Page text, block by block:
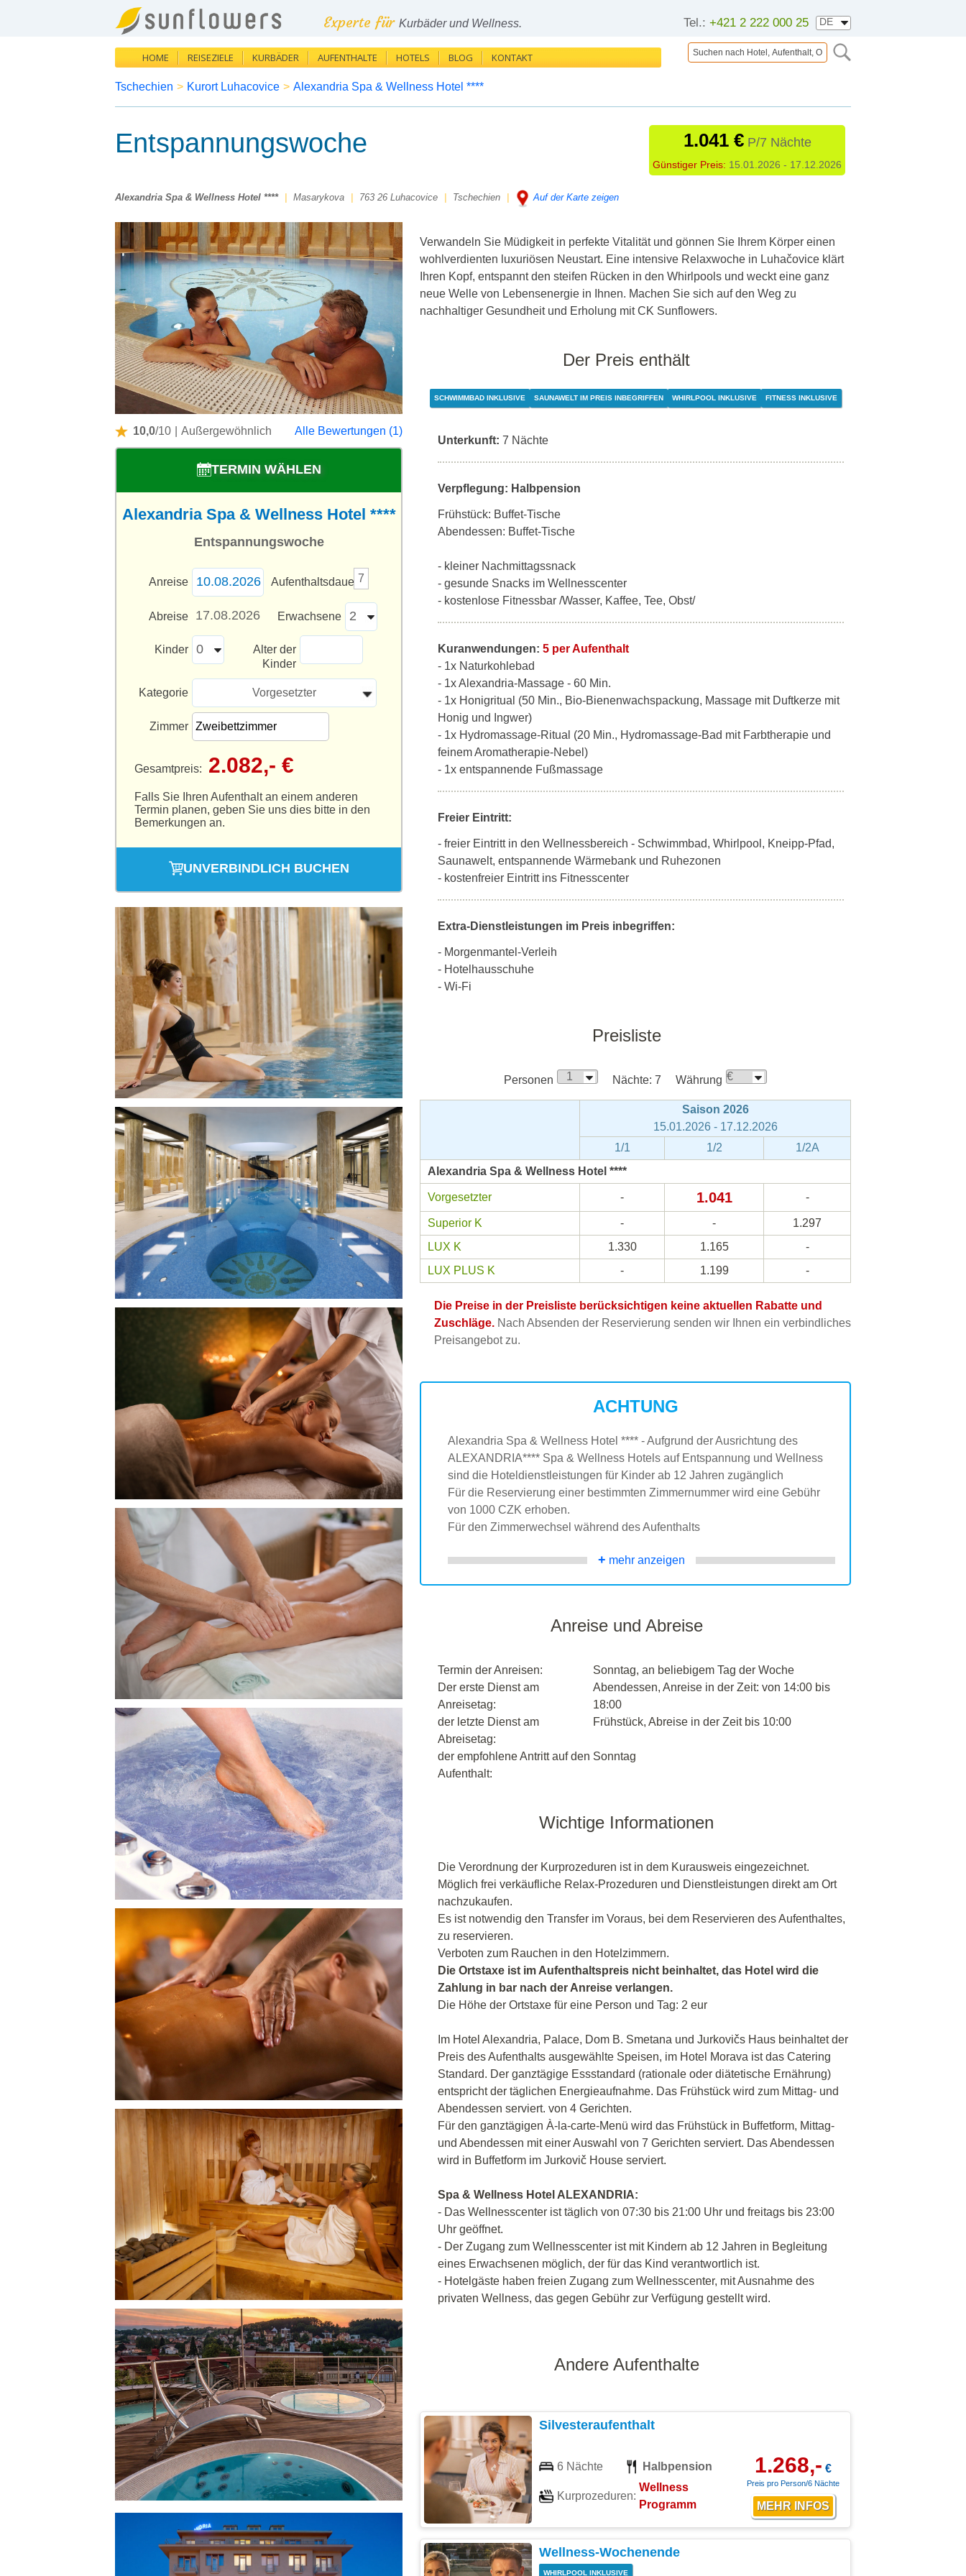
Tel.: +421 2 222 000 25
Experte für Kurbäder und Wellness.
HOME REISEZIELE KURBÄDER AUFENTHALTE HOTELS BLOG KONTAKT
Tschechien > Kurort Luhacovice > Alexandria Spa & Wellness Hotel ****
Entspannungswoche 1.041 €P/7 Nächte
Günstiger Preis: 15.01.2026 - 17.12.2026
Alexandria Spa & Wellness Hotel **** Masarykova 763 26 Luhacovice Tschechien Auf der Karte zeigen
10,0/10 Außergewöhnlich Alle Bewertungen (1)
TERMIN WÄHLEN
Alexandria Spa & Wellness Hotel ****
Entspannungswoche
Anreise Aufenthaltsdauer 7
Abreise Erwachsene
Kinder
Alter der
Kinder
Kategorie Vorgesetzter
Zimmer
Gesamtpreis: 2.082,- €
Falls Sie Ihren Aufenthalt an einem anderen
Termin planen, geben Sie uns dies bitte in den
Bemerkungen an.
UNVERBINDLICH BUCHEN
Verwandeln Sie Müdigkeit in perfekte Vitalität und gönnen Sie Ihrem Körper einen
wohlverdienten luxuriösen Neustart. Eine intensive Relaxwoche in Luhačovice klärt
Ihren Kopf, entspannt den steifen Rücken in den Whirlpools und weckt eine ganz
neue Welle von Lebensenergie in Ihnen. Machen Sie sich auf den Weg zu
nachhaltiger Gesundheit und Erholung mit CK Sunflowers.
Der Preis enthält
SCHWIMMBAD INKLUSIVE SAUNAWELT IM PREIS INBEGRIFFEN WHIRLPOOL INKLUSIVE FITNESS INKLUSIVE
Unterkunft: 7 Nächte
Verpflegung: Halbpension
Frühstück: Buffet-Tische
Abendessen: Buffet-Tische
- kleiner Nachmittagssnack
- gesunde Snacks im Wellnesscenter
- kostenlose Fitnessbar /Wasser, Kaffee, Tee, Obst/
Kuranwendungen: 5 per Aufenthalt
- 1x Naturkohlebad
- 1x Alexandria-Massage - 60 Min.
- 1x Honigritual (50 Min., Bio-Bienenwachspackung, Massage mit Duftkerze mit
Honig und Ingwer)
- 1x Hydromassage-Ritual (20 Min., Hydromassage-Bad mit Farbtherapie und
feinem Aromatherapie-Nebel)
- 1x entspannende Fußmassage
Freier Eintritt:
- freier Eintritt in den Wellnessbereich - Schwimmbad, Whirlpool, Kneipp-Pfad,
Saunawelt, entspannende Wärmebank und Ruhezonen
- kostenfreier Eintritt ins Fitnesscenter
Extra-Dienstleistungen im Preis inbegriffen:
- Morgenmantel-Verleih
- Hotelhausschuhe
- Wi-Fi
Preisliste
Personen Nächte: 7 Währung
Saison 2026
15.01.2026 - 17.12.2026
1/1
1/2
1/2A
Alexandria Spa & Wellness Hotel ****
Vorgesetzter - 1.041 -
Superior K - -
1.297
LUX K
1.330 1.165
-
LUX PLUS K
- 1.199 -
Die Preise in der Preisliste berücksichtigen keine aktuellen Rabatte und
Zuschläge. Nach Absenden der Reservierung senden wir Ihnen ein verbindliches
Preisangebot zu.
ACHTUNG
Alexandria Spa & Wellness Hotel **** - Aufgrund der Ausrichtung des
ALEXANDRIA**** Spa & Wellness Hotels auf Entspannung und Wellness
sind die Hoteldienstleistungen für Kinder ab 12 Jahren zugänglich
Für die Reservierung einer bestimmten Zimmernummer wird eine Gebühr
von 1000 CZK erhoben.
Für den Zimmerwechsel während des Aufenthalts
+ mehr anzeigen
Anreise und Abreise
Termin der Anreisen:
Sonntag, an beliebigem Tag der Woche
Der erste Dienst am
Anreisetag:
Abendessen, Anreise in der Zeit: von 14:00 bis
18:00
der letzte Dienst am
Abreisetag:
Frühstück, Abreise in der Zeit bis 10:00
der empfohlene Antritt auf den
Aufenthalt:
Sonntag
Wichtige Informationen
Die Verordnung der Kurprozeduren ist in dem Kurausweis eingezeichnet.
Möglich frei verkäufliche Relax-Prozeduren und Dienstleistungen direkt am Ort
nachzukaufen.
Es ist notwendig den Transfer im Voraus, bei dem Reservieren des Aufenthaltes,
zu reservieren.
Verboten zum Rauchen in den Hotelzimmern.
Die Ortstaxe ist im Aufenthaltspreis nicht beinhaltet, das Hotel wird die
Zahlung in bar nach der Anreise verlangen.
Die Höhe der Ortstaxe für eine Person und Tag: 2 eur
Im Hotel Alexandria, Palace, Dom B. Smetana und Jurkovičs Haus beinhaltet der
Preis des Aufenthalts ausgewählte Speisen, im Hotel Morava ist das Catering
Standard. Der ganztägige Essstandard (rationale oder diätetische Ernährung)
entspricht der täglichen Energieaufnahme. Das Frühstück wird zum Mittag- und
Abendessen serviert. von 4 Gerichten.
Für den ganztägigen À-la-carte-Menü wird das Frühstück in Buffetform, Mittag-
und Abendessen mit einer Auswahl von 7 Gerichten serviert. Das Abendessen
wird in Buffetform im Jurkovič House serviert.
Spa & Wellness Hotel ALEXANDRIA:
- Das Wellnesscenter ist täglich von 07:30 bis 21:00 Uhr und freitags bis 23:00
Uhr geöffnet.
- Der Zugang zum Wellnesscenter ist mit Kindern ab 12 Jahren in Begleitung
eines Erwachsenen möglich, der für das Kind verantwortlich ist.
- Hotelgäste haben freien Zugang zum Wellnesscenter, mit Ausnahme des
privaten Wellness, das gegen Gebühr zur Verfügung gestellt wird.
Andere Aufenthalte
Silvesteraufenthalt
6 Nächte Halbpension
Kurprozeduren:
Wellness
Programm
1.268,- €
Preis pro Person/6 Nächte
Wellness-Wochenende
WHIRLPOOL INKLUSIVE